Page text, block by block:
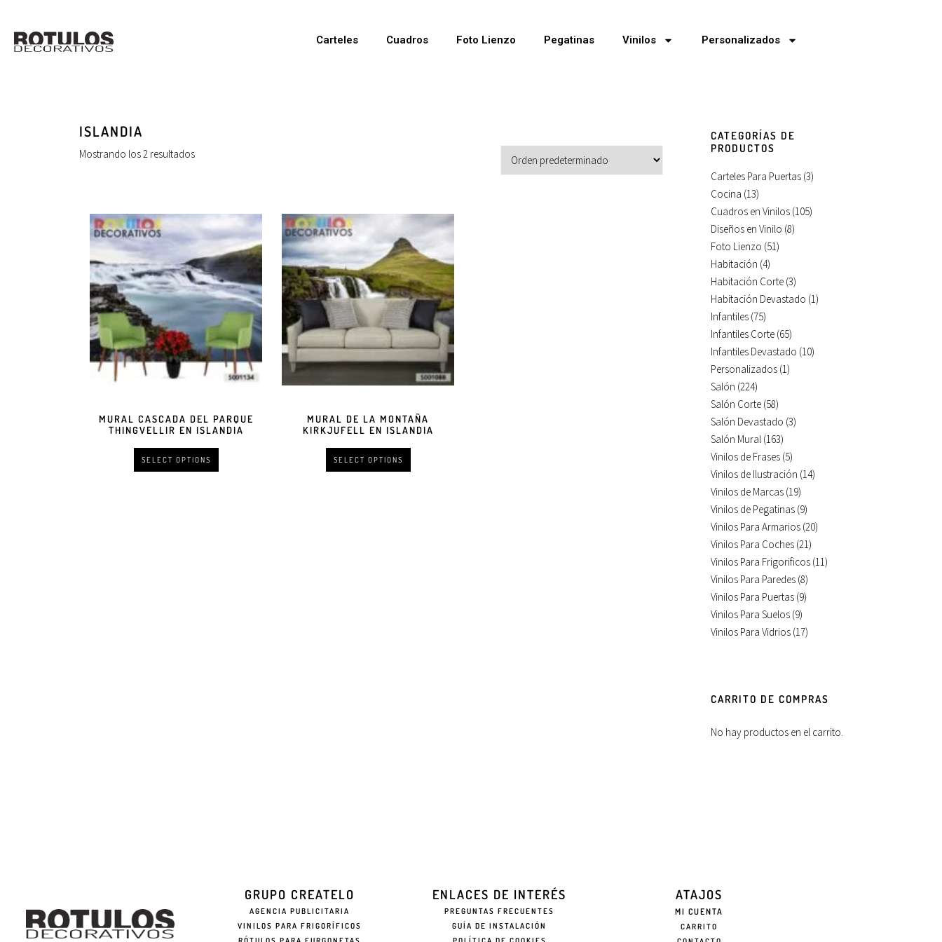
Carteles Cuadros Foto Lienzo Pegatinas Vinilos Personalizados
ISLANDIA
Mostrando los 2 resultados
MURAL CASCADA DEL PARQUE
THINGVELLIR EN ISLANDIA
SELECT OPTIONS
MURAL DE LA MONTAÑA
KIRKJUFELL EN ISLANDIA
SELECT OPTIONS
CATEGORÍAS DE
PRODUCTOS
Carteles Para Puertas (3)
Cocina (13)
Cuadros en Vinilos (105)
Diseños en Vinilo (8)
Foto Lienzo (51)
Habitación (4)
Habitación Corte (3)
Habitación Devastado (1)
Infantiles (75)
Infantiles Corte (65)
Infantiles Devastado (10)
Personalizados (1)
Salón (224)
Salón Corte (58)
Salón Devastado (3)
Salón Mural (163)
Vinilos de Frases (5)
Vinilos de Ilustración (14)
Vinilos de Marcas (19)
Vinilos de Pegatinas (9)
Vinilos Para Armarios (20)
Vinilos Para Coches (21)
Vinilos Para Frigorificos (11)
Vinilos Para Paredes (8)
Vinilos Para Puertas (9)
Vinilos Para Suelos (9)
Vinilos Para Vidrios (17)
CARRITO DE COMPRAS
No hay productos en el carrito.
GRUPO CREATELO
AGENCIA PUBLICITARIA
VINILOS PARA FRIGORÍFICOS
ENLACES DE INTERÉS
PREGUNTAS FRECUENTES
GUÍA DE INSTALACIÓN
ATAJOS
MI CUENTA
CARRITO